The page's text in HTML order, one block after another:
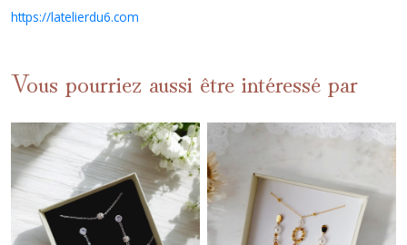
https://latelierdu6.com
Vous pourriez aussi être intéressé par